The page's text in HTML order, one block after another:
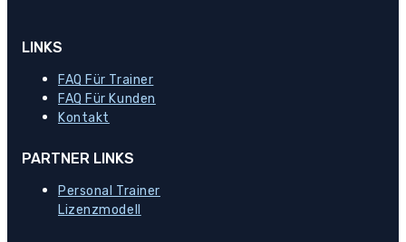
LINKS
FAQ Für Trainer
FAQ Für Kunden
Kontakt
PARTNER LINKS
Personal Trainer
Lizenzmodell